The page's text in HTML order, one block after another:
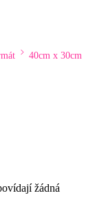
40cm x 30cm
žádná